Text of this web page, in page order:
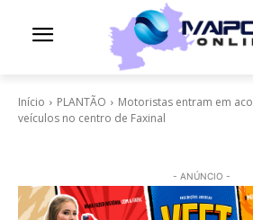
Início PLANTÃO
Motoristas entram em
veículos no centro de Faxinal
- ANÚNCIO -